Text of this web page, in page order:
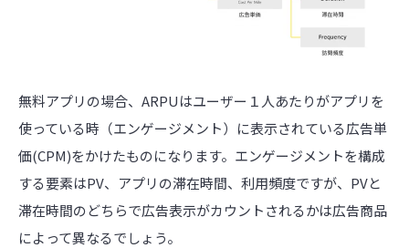
無料アプリの場合、ARPUはユーザー１人あたりがアプリを
使っている時（エンゲージメント）に表示されている広告単
価(CPM)をかけたものになります。エンゲージメントを構成
する要素はPV、アプリの滞在時間、利用頻度ですが、PVと
滞在時間のどちらで広告表示がカウントされるかは広告商品
によって異なるでしょう。